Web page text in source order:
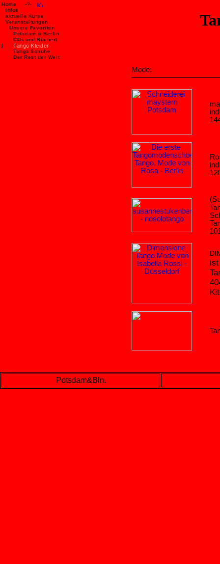
Home
-?-
Infos
aktuelle Kurse
Veranstaltungen
Unsere Favoriten
Potsdam &Berlin
CDs und Büchert
|
Tango Kleider
Tango Schuhe
Der Rest der Welt
Mode:
ist
Potsdam&Bln.